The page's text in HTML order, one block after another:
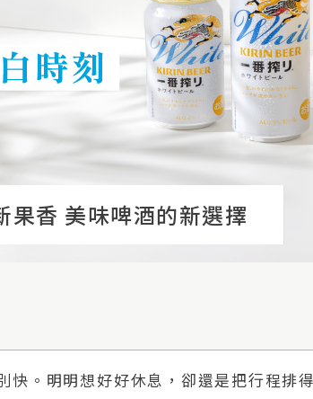
香 美味啤酒的新選擇
快。明明想好好休息，卻還是把行程排